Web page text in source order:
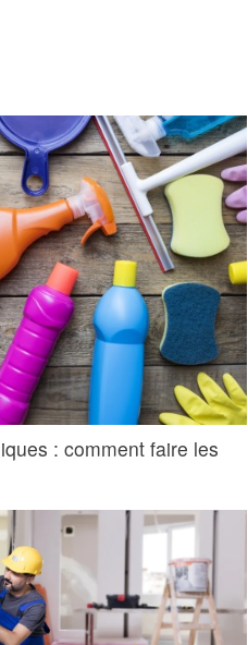
: comment faire les